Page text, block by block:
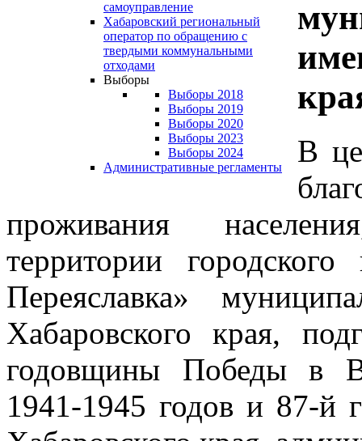
самоуправление
Хабаровский региональный
оператор по обращению с
твердыми коммунальными
отходами
Выборы
Выборы 2018
Выборы 2019
Выборы 2020
Выборы 2023
Выборы 2024
Административные регламенты
В
проживания
территории
Переяславка»
Хабаровского края,
годовщины Победы в
1941-1945 годов и 87-й